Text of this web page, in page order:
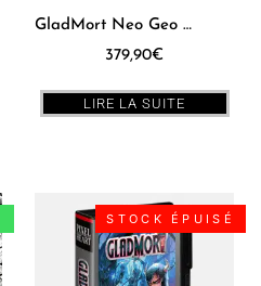
GladMort Neo Geo AES [JPN]
379,90€
LIRE LA SUITE
STOCK ÉPUISÉ